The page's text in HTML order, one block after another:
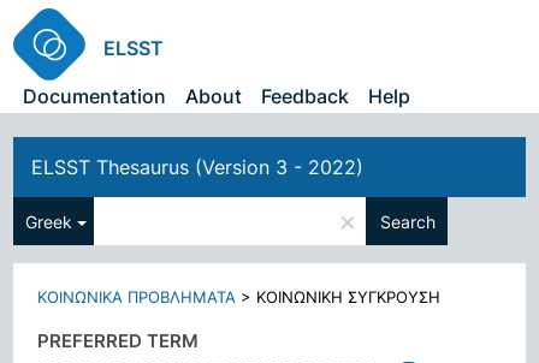
ELSST
Documentation
About Feedback Help
ELSST Thesaurus (Version 3 - 2022)
Greek × Search
ΚΟΙΝΩΝΙΚΑ ΠΡΟΒΛΗΜΑΤΑ > ΚΟΙΝΩΝΙΚΗ ΣΥΓΚΡΟΥΣΗ
PREFERRED TERM